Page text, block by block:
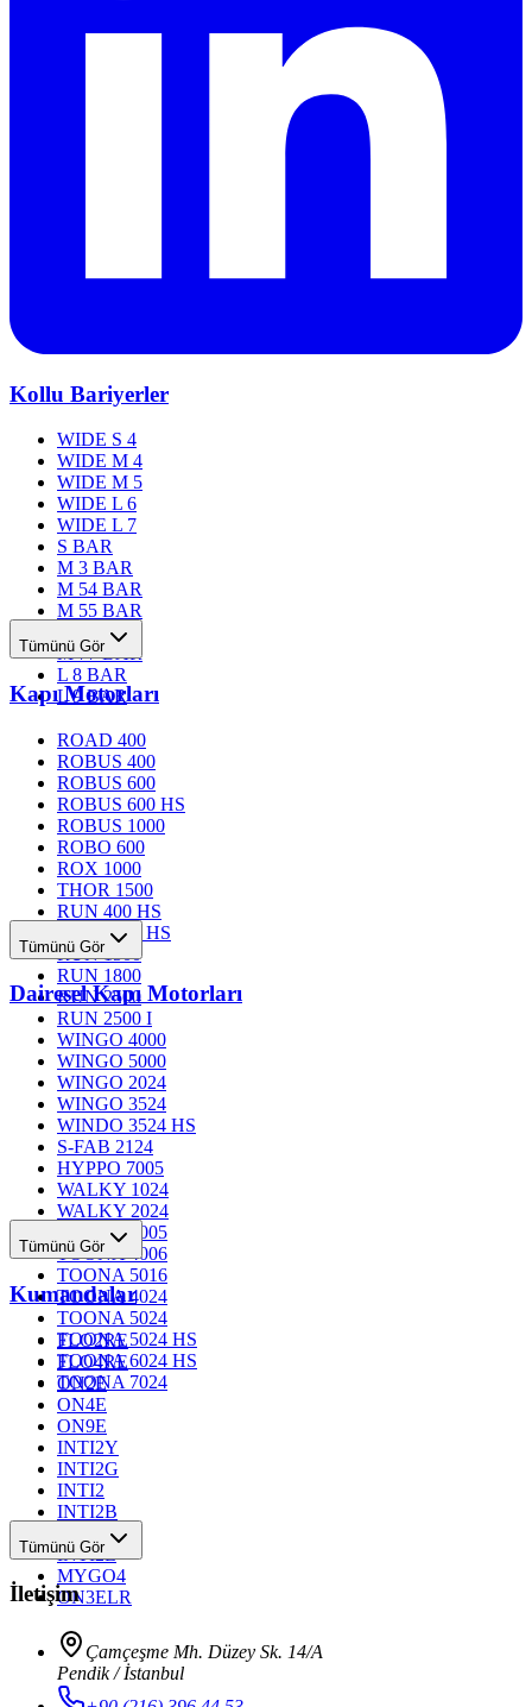
Kollu Bariyerler
WIDE S 4
WIDE M 4
WIDE M 5
WIDE L 6
WIDE L 7
S BAR
M 3 BAR
M 54 BAR
M 55 BAR
M 76 BAR
M 77 BAR
L 8 BAR
L 9 BAR
Tümünü Gör
Kapı Motorları
ROAD 400
ROBUS 400
ROBUS 600
ROBUS 600 HS
ROBUS 1000
ROBO 600
ROX 1000
THOR 1500
RUN 400 HS
RUN 1200 HS
RUN 1500
RUN 1800
RUN 2500
RUN 2500 I
Tümünü Gör
Dairesel Kapı Motorları
WINGO 4000
WINGO 5000
WINGO 2024
WINGO 3524
WINDO 3524 HS
S-FAB 2124
HYPPO 7005
WALKY 1024
WALKY 2024
TOONA 4005
TOONA 4006
TOONA 5016
TOONA 4024
TOONA 5024
TOONA 5024 HS
TOONA 6024 HS
TOONA 7024
Tümünü Gör
Kumandalar
FLO2RE
FLO4RE
ON2E
ON4E
ON9E
INTI2Y
INTI2G
INTI2
INTI2B
INTI2R
INTI2L
MYGO4
ON3ELR
Tümünü Gör
İletişim
Çamçeşme Mh. Düzey Sk. 14/A
Pendik / İstanbul